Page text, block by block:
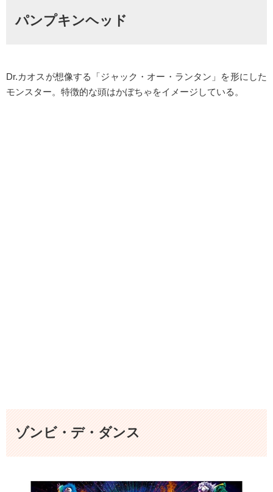
パンプキンヘッド
Dr.カオスが想像する「ジャック・オー・ランタン」を形にした
モンスター。特徴的な頭はかぼちゃをイメージしている。
ゾンビ・デ・ダンス